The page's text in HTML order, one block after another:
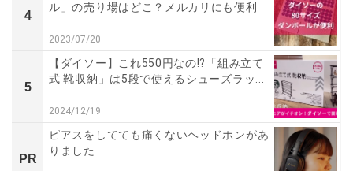
4
ル」の売り場はどこ？メルカリにも便利
2023/07/20
5
【ダイソー】これ550円なの!?「組み立て
式 靴収納」は5段で使えるシューズラッ...
2024/12/19
PR
ピアスをしてても痛くないヘッドホンがあ
りました